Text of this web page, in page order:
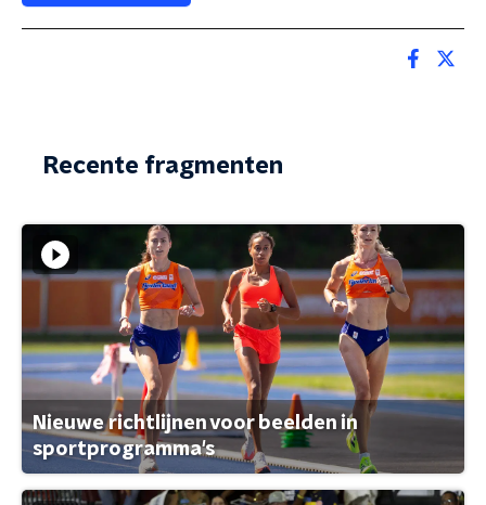
Recente fragmenten
Nieuwe richtlijnen voor beelden in
sportprogramma's